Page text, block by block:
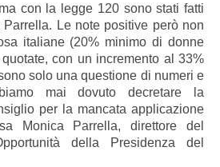
con la legge 120 sono stati fatti
Le note positive però non
italiane (20% minimo di donne
con un incremento al 33%
solo una questione di numeri e
mai dovuto decretare la
per la mancata applicazione
Monica Parrella, direttore del
della Presidenza del